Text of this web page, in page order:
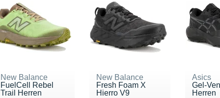
New Balance
FuelCell Rebel
Trail Herren
New Balance
Fresh Foam X
Hierro V9
Asics
Gel-
Herren